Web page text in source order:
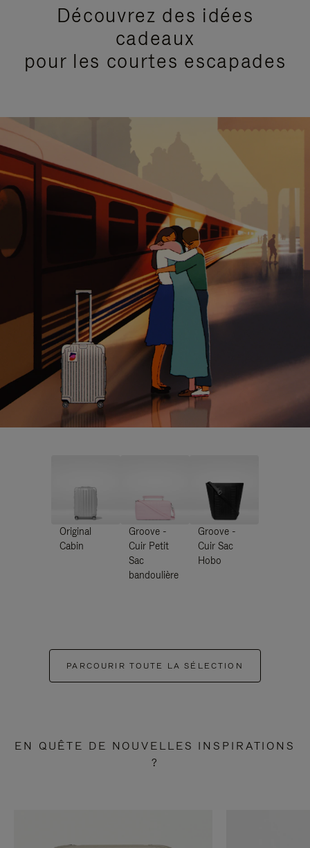
Découvrez des idées
cadeaux
pour les courtes escapades
Original
Cabin
Groove -
Cuir Petit
Sac
bandoulière
Groove -
Cuir Sac
Hobo
PARCOURIR TOUTE LA SÉLECTION
EN QUÊTE DE NOUVELLES INSPIRATIONS
?